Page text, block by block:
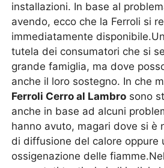
installazioni. In base al
avendo, ecco che la Ferroli si
immediatamente
tutela dei consumatori che si
grande famiglia, ma dove
anche il loro sostegno. In che
Ferroli Cerro al Lambro sono
anche in base ad alcuni
hanno avuto, magari dove si è
di diffusione del calore oppure
ossigenazione delle